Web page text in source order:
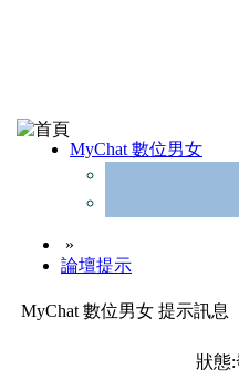
MyChat 數位男女
»
論壇提示
MyChat 數位男女 提示訊息
狀態